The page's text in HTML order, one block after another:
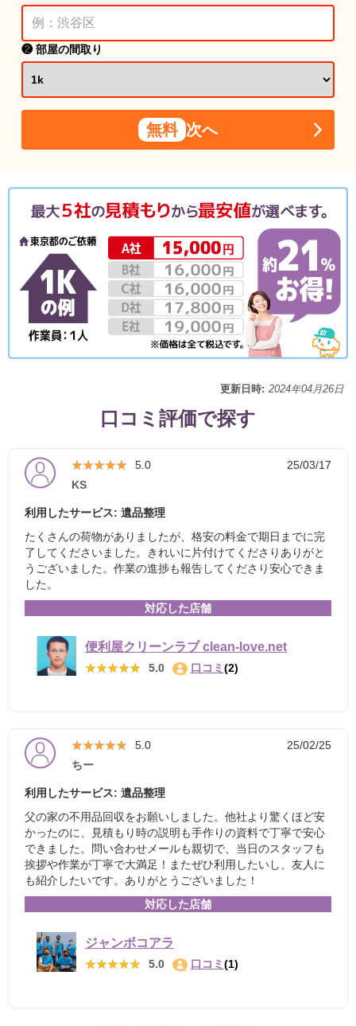
❷ 部屋の間取り
無料 次へ
更新日時: 2024年04月26日
口コミ評価で探す
★★★★★
★★★★★ 5.0
25/03/17
KS
利用したサービス: 遺品整理
たくさんの荷物がありましたが、格安の料金で期日までに完
了してくださいました。きれいに片付けてくださりありがと
うございました。作業の進捗も報告してくださり安心できま
した。
対応した店舗
便利屋クリーンラブ clean-love.net
★★★★★
★★★★★ 5.0 口コミ (2)
★★★★★
★★★★★ 5.0
25/02/25
ちー
利用したサービス: 遺品整理
父の家の不用品回収をお願いしました。他社より驚くほど安
かったのに、見積もり時の説明も手作りの資料で丁寧で安心
できました。問い合わせメールも親切で、当日のスタッフも
挨拶や作業が丁寧で大満足！またぜひ利用したいし、友人に
も紹介したいです。ありがとうございました！
対応した店舗
ジャンボコアラ
★★★★★
★★★★★ 5.0 口コミ (1)